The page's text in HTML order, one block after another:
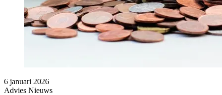
6 januari 2026
Advies Nieuws